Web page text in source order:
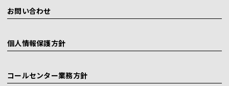
お問い合わせ
個人情報保護方針
コールセンター業務方針